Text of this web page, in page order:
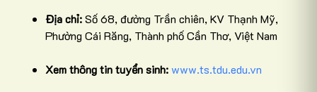
Địa chỉ:Số 68, đường Trần chiên, KV Thạnh Mỹ,
Phường Cái Răng, Thành phố Cần Thơ, Việt Nam
Xem thông tin tuyển sinh:www.ts.tdu.edu.vn